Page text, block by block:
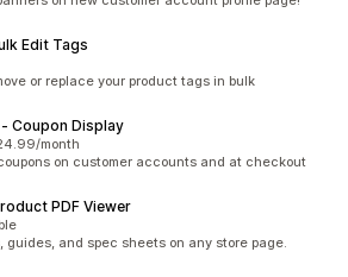
Edit Tags
or replace your product tags in bulk
Coupon Display
month
on customer accounts and at checkout
PDF Viewer
guides, and spec sheets on any store page.